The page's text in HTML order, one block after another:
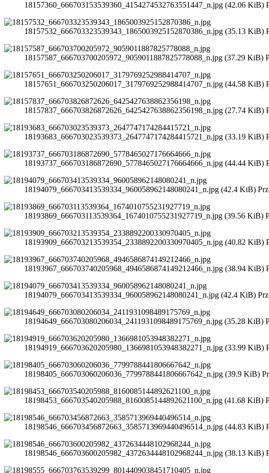
18157360_666703153539360_4154274532763551447_n.jpg (42.06 KiB)
18157532_666703323539343_1865003925152870386_n.jpg (35.13 KiB)
18157587_666703700205972_9059011887825778088_n.jpg (37.29 KiB)
18157651_666703250206017_3179769252988414707_n.jpg (44.58 KiB)
18157837_666703826872626_6425427638862356198_n.jpg (27.74 KiB)
18193683_666703023539373_2647747174284415721_n.jpg (33.19 KiB)
18193737_666703186872690_5778465027176664666_n.jpg (44.44 KiB)
18194079_666703413539334_960058962148080241_n.jpg (42.4 KiB)
18193869_666703113539364_1674010755231927719_n.jpg (39.56 KiB)
18193909_666703213539354_2338892200330970405_n.jpg (40.82 KiB)
18193967_666703740205968_4946586874149212466_n.jpg (38.94 KiB)
18194079_666703413539334_960058962148080241_n.jpg (42.4 KiB)
18194649_666703080206034_2411931098489175769_n.jpg (35.28 KiB)
18194919_666703620205980_1366981053948382271_n.jpg (33.99 KiB)
18198405_666703060206036_7799788441806667642_n.jpg (39.9 KiB)
18198453_666703540205988_8160085144892621100_n.jpg (41.68 KiB)
18198546_666703456872663_3585713969440496514_n.jpg (44.83 KiB)
18198546_666703600205982_4372634448102968244_n.jpg (38.13 KiB)